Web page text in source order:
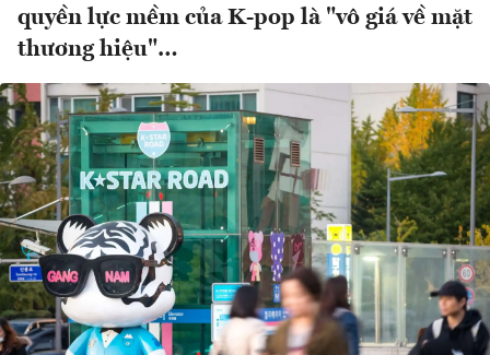
quyền lực mềm của K-pop là "vô giá về mặt
thương hiệu"…